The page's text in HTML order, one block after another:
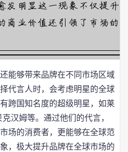
能够带来品牌在不同市场区域
代言人时，会考虑明星的全球
跨国知名度的超级明星，如莱
汉姆等。通过他们的代言，
场的消费者，更能够在全球范
，极大提升品牌在全球市场的